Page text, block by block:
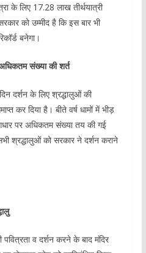
के लिए 17.28 लाख तीर्थयात्री
को उम्मीद है कि इस बार भी
बनेगा।
संख्या की शर्त
दर्शन के लिए श्रद्धालुओं की
कर दिया है। बीते वर्ष धामों में भीड़
पर अधिकतम संख्या तय की गई
श्रद्धालुओं को सरकार ने दर्शन कराने
पवित्रता व दर्शन करने के बाद मंदिर